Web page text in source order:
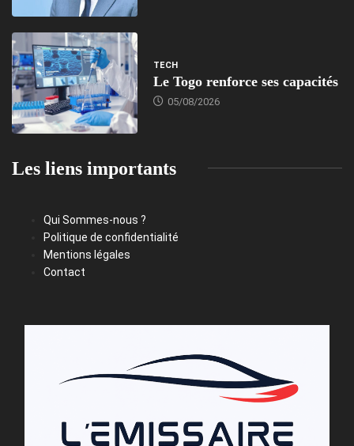
TECH
Le Togo renforce ses capacités
05/08/2026
Les liens importants
Qui Sommes-nous ?
Politique de confidentialité
Mentions légales
Contact